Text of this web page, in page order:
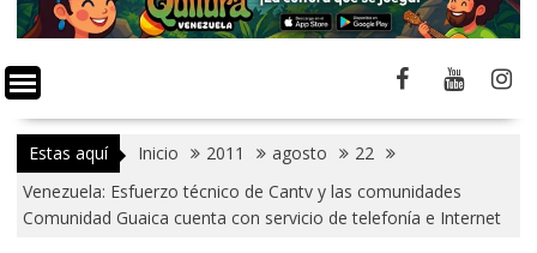
Estas aquí Inicio 2011 agosto
22
Venezuela: Esfuerzo técnico de Cantv y las comunidades
Comunidad Guaica cuenta con servicio de telefonía e Internet